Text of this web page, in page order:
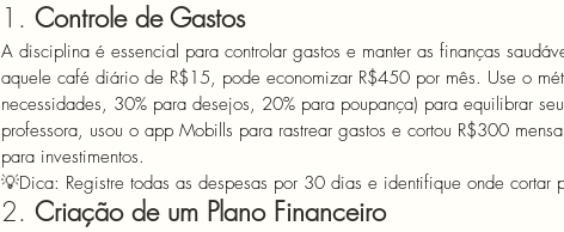
1. Controle de Gastos
A disciplina é essencial para controlar gastos e manter as finanças
aquele café diário de R$15, pode economizar R$450 por mês. Use o
necessidades, 30% para desejos, 20% para poupança) para equilibrar
professora, usou o app Mobills para rastrear gastos e cortou R$300
para investimentos.
💡Dica: Registre todas as despesas por 30 dias e identifique onde cortar
2. Criação de um Plano Financeiro